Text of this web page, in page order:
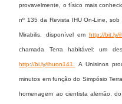
provavelmente, o físico mais
nº 135 da Revista IHU On-Line,
Mirabilis, disponível em http://bit.ly/
chamada Terra habitável: um
http://bi.ly/ihuon141. A Unisinos
minutos em função do Simpósio
homenagem ao cientista alemão,